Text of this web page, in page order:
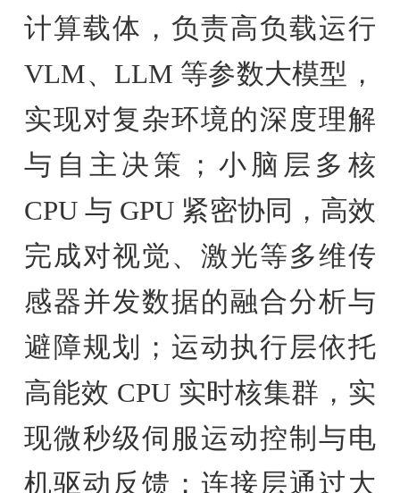
计算载体，负责高负载运行
VLM、LLM 等参数大模型，
实现对复杂环境的深度理解
与自主决策；小脑层多核
CPU 与 GPU 紧密协同，高效
完成对视觉、激光等多维传
感器并发数据的融合分析与
避障规划；运动执行层依托
高能效 CPU 实时核集群，实
现微秒级伺服运动控制与电
机驱动反馈；连接层通过大